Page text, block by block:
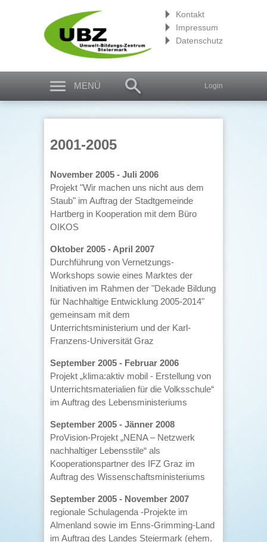
Kontakt
Impressum
Datenschutz
Login
MENÜ
2001-2005
November 2005 - Juli 2006
Projekt "Wir machen uns nicht aus dem
Staub" im Auftrag der Stadtgemeinde
Hartberg in Kooperation mit dem Büro
OIKOS
Oktober 2005 - April 2007
Durchführung von Vernetzungs-
Workshops sowie eines Marktes der
Initiativen im Rahmen der "Dekade Bildung
für Nachhaltige Entwicklung 2005-2014"
gemeinsam mit dem
Unterrichtsministerium und der Karl-
Franzens-Universität Graz
September 2005 - Februar 2006
Projekt „klima:aktiv mobil - Erstellung von
Unterrichtsmaterialien für die Volksschule“
im Auftrag des Lebensministeriums
September 2005 - Jänner 2008
ProVision-Projekt „NENA – Netzwerk
nachhaltiger Lebensstile“ als
Kooperationspartner des IFZ Graz im
Auftrag des Wissenschaftsministeriums
September 2005 - November 2007
regionale Schulagenda -Projekte im
Almenland sowie im Enns-Grimming-Land
im Auftrag des Landes Steiermark (ehem.